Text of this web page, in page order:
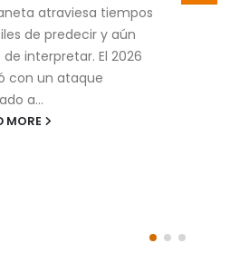
atraviesa tiempos
de predecir y aún
interpretar. El 2026
con un ataque
a...
MORE